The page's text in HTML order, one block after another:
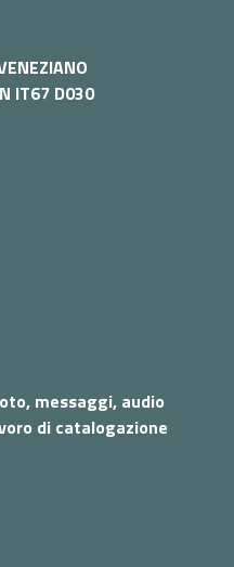
IT67 D030
messaggi, audio
di catalogazione